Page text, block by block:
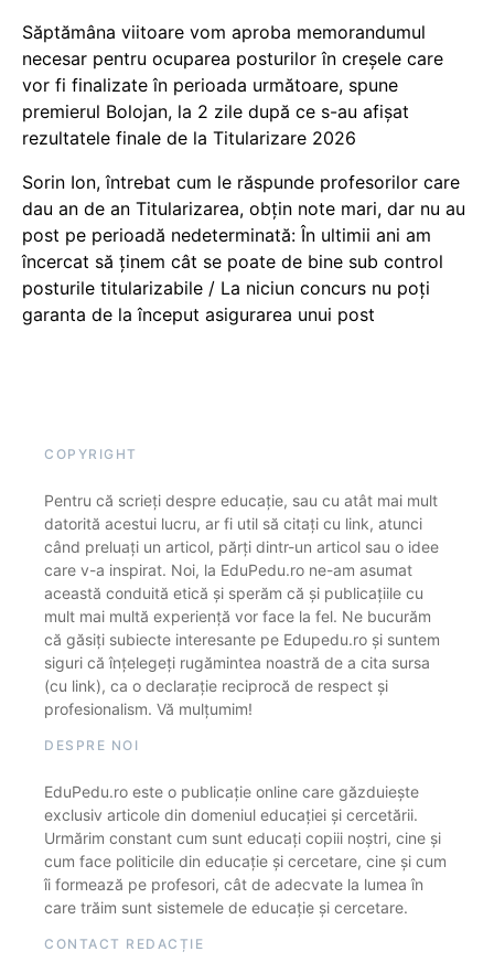
Săptămâna viitoare vom aproba memorandumul
necesar pentru ocuparea posturilor în creșele care
vor fi finalizate în perioada următoare, spune
premierul Bolojan, la 2 zile după ce s-au afișat
rezultatele finale de la Titularizare 2026
Sorin Ion, întrebat cum le răspunde profesorilor care
dau an de an Titularizarea, obțin note mari, dar nu au
post pe perioadă nedeterminată: În ultimii ani am
încercat să ținem cât se poate de bine sub control
posturile titularizabile / La niciun concurs nu poți
garanta de la început asigurarea unui post
COPYRIGHT
Pentru că scrieți despre educație, sau cu atât mai mult
datorită acestui lucru, ar fi util să citați cu link, atunci
când preluați un articol, părți dintr-un articol sau o idee
care v-a inspirat. Noi, la EduPedu.ro ne-am asumat
această conduită etică și sperăm că și publicațiile cu
mult mai multă experiență vor face la fel. Ne bucurăm
că găsiți subiecte interesante pe Edupedu.ro și suntem
siguri că înțelegeți rugămintea noastră de a cita sursa
(cu link), ca o declarație reciprocă de respect și
profesionalism. Vă mulțumim!
DESPRE NOI
EduPedu.ro este o publicație online care găzduiește
exclusiv articole din domeniul educației și cercetării.
Urmărim constant cum sunt educați copiii noștri, cine și
cum face politicile din educație și cercetare, cine și cum
îi formează pe profesori, cât de adecvate la lumea în
care trăim sunt sistemele de educație și cercetare.
CONTACT REDACȚIE